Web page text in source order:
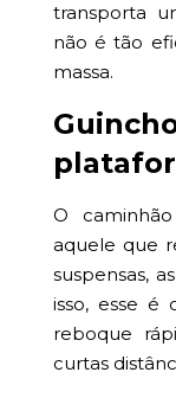
transporta
não é tão
massa.
O
aquele que
suspensas,
isso, esse é
reboque
curtas